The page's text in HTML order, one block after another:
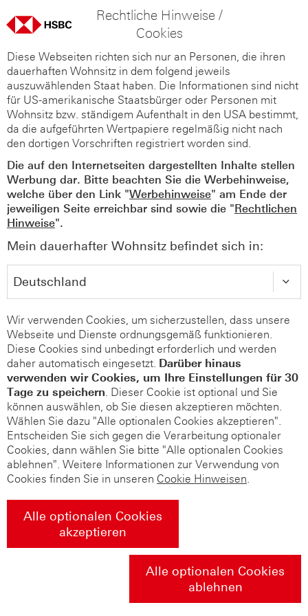
Rechtliche Hinweise /
Cookies
Diese Webseiten richten sich nur an Personen, die ihren
dauerhaften Wohnsitz in dem folgend jeweils
auszuwählenden Staat haben. Die Informationen sind nicht
für US-amerikanische Staatsbürger oder Personen mit
Wohnsitz bzw. ständigem Aufenthalt in den USA bestimmt,
da die aufgeführten Wertpapiere regelmäßig nicht nach
den dortigen Vorschriften registriert worden sind.
Die auf den Internetseiten dargestellten Inhalte stellen
Werbung dar. Bitte beachten Sie die Werbehinweise,
welche über den Link "Werbehinweise" am Ende der
jeweiligen Seite erreichbar sind sowie die "Rechtlichen
Hinweise".
Mein dauerhafter Wohnsitz befindet sich in:
Wir verwenden Cookies, um sicherzustellen, dass unsere
Webseite und Dienste ordnungsgemäß funktionieren.
Diese Cookies sind unbedingt erforderlich und werden
daher automatisch eingesetzt. Darüber hinaus
verwenden wir Cookies, um Ihre Einstellungen für 30
Tage zu speichern. Dieser Cookie ist optional und Sie
können auswählen, ob Sie diesen akzeptieren möchten.
Wählen Sie dazu "Alle optionalen Cookies akzeptieren".
Entscheiden Sie sich gegen die Verarbeitung optionaler
Cookies, dann wählen Sie bitte "Alle optionalen Cookies
ablehnen". Weitere Informationen zur Verwendung von
Cookies finden Sie in unseren Cookie Hinweisen.
Alle optionalen Cookies
akzeptieren
Alle optionalen Cookies
ablehnen